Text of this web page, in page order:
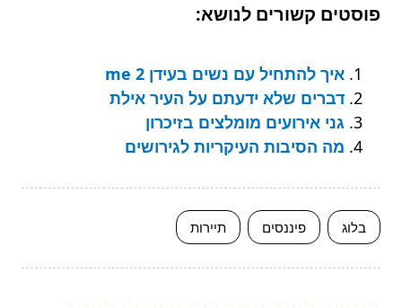
פוסטים קשורים לנושא:
איך להתחיל עם נשים בעידן me 2
דברים שלא ידעתם על העיר אילת
גני אירועים מומלצים בזיכרון
מה הסיבות העיקריות לגירושים
בלוג פיננסים תיירות